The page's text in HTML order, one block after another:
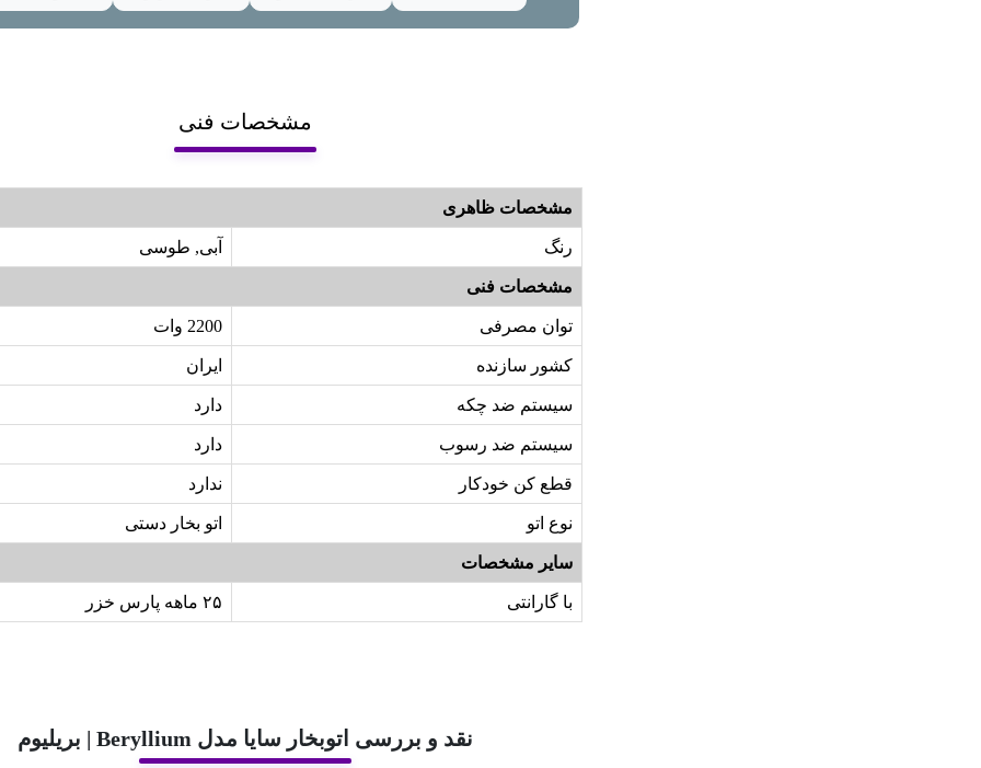
مشخصات فنی
مشخصات ظاهری
رنگ آبی, طوسی
مشخصات فنی
توان مصرفی 2200 وات
کشور سازنده ایران
سیستم ضد چکه دارد
سیستم ضد رسوب دارد
قطع کن خودکار ندارد
نوع اتو اتو بخار دستی
سایر مشخصات
با گارانتی ۲۵ ماهه پارس خزر
نقد و بررسی اتوبخار سایا مدل Beryllium | بریلیوم